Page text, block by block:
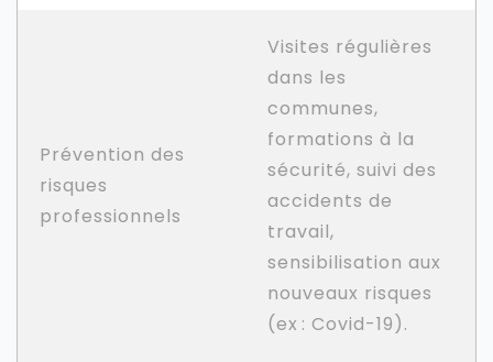
Prévention des
risques
professionnels
Visites régulières
dans les
communes,
formations à la
sécurité, suivi des
accidents de
travail,
sensibilisation aux
nouveaux risques
(ex : Covid-19).